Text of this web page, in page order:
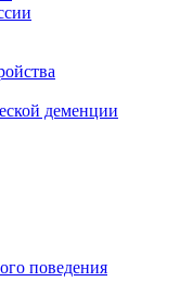
деменции
поведения